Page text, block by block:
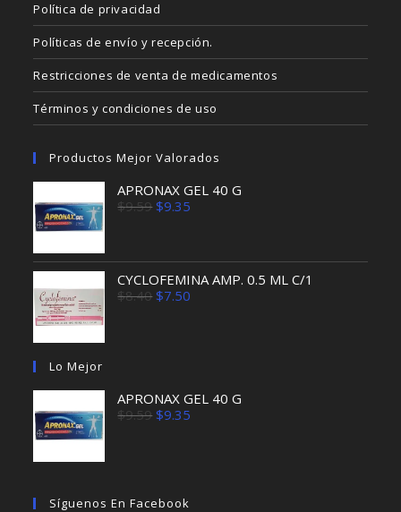
Política de privacidad
Políticas de envío y recepción.
Restricciones de venta de medicamentos
Términos y condiciones de uso
Productos Mejor Valorados
APRONAX GEL 40 G
$9.59El
precio
$9.59.
$9.35
$9.35.
CYCLOFEMINA AMP. 0.5 ML C/1
$8.40El
precio
$7.50
Lo Mejor
APRONAX GEL 40 G
$9.59El
precio
$9.35
Síguenos En Facebook